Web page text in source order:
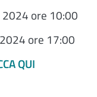
2024 ore 10:00
ore 17:00
QUI